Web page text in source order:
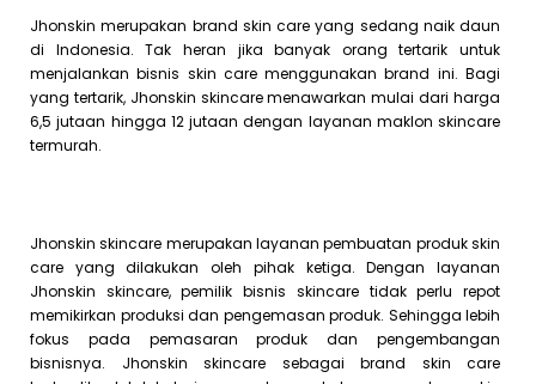
Jhonskin merupakan brand skin care yang sedang naik daun
di Indonesia. Tak heran jika banyak orang tertarik untuk
menjalankan bisnis skin care menggunakan brand ini. Bagi
yang tertarik, Jhonskin skincare menawarkan mulai dari harga
6,5 jutaan hingga 12 jutaan dengan layanan maklon skincare
termurah.
Jhonskin skincare merupakan layanan pembuatan produk skin
care yang dilakukan oleh pihak ketiga. Dengan layanan
Jhonskin skincare, pemilik bisnis skincare tidak perlu repot
memikirkan produksi dan pengemasan produk. Sehingga lebih
fokus pada pemasaran produk dan pengembangan
bisnisnya. Jhonskin skincare sebagai brand skin care